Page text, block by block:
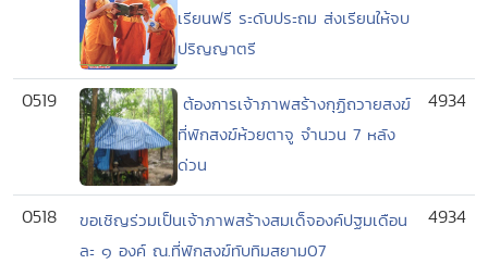
เรียนฟรี ระดับประถม ส่งเรียนให้จบ
ปริญญาตรี
0519
ต้องการเจ้าภาพสร้างกุฏิถวายสงฆ์
ที่พักสงฆ์ห้วยตาจู จำนวน 7 หลัง
ด่วน
4934
0518
ขอเชิญร่วมเป็นเจ้าภาพสร้างสมเด็จองค์ปฐมเดือน
ละ ๑ องค์ ณ.ที่พักสงฆ์ทับทิมสยาม07
4934